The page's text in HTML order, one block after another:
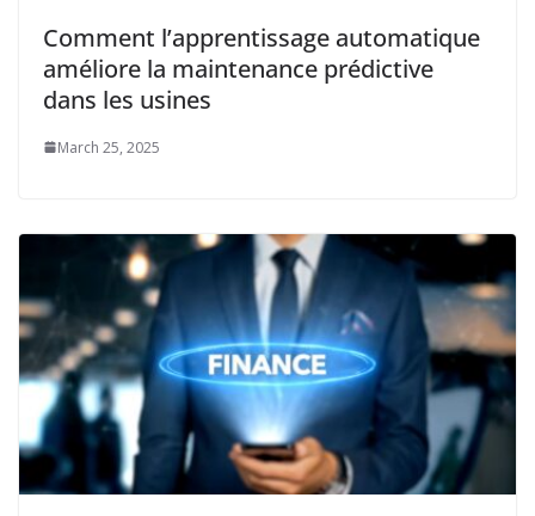
Comment l’apprentissage automatique
améliore la maintenance prédictive
dans les usines
March 25, 2025